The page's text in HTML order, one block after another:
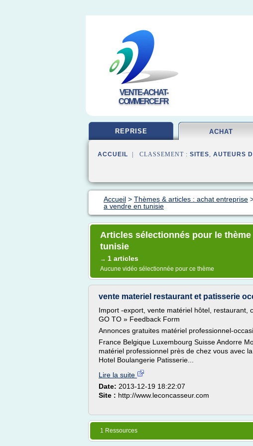
VENTE-ACHAT-
COMMERCE.FR
REPRISE ACHAT
ACCUEIL | CLASSEMENT : SITES, AUTEURS
Accueil > Thèmes & articles : achat entreprise
a vendre en tunisie
Articles sélectionnés pour le
tunisie
→ 1 articles
Aucune vidéo sélectionnée pour ce thème
vente materiel restaurant et patisserie
Import -export, vente matériel hôtel, restaurant,
GO TO » Feedback Form
Annonces gratuites matériel professionnel-
France Belgique Luxembourg Suisse Andorre
matériel professionnel près de chez vous avec
Hotel Boulangerie Patisserie...
Lire la suite
Date: 2013-12-19 18:22:07
Site : http://www.leconcasseur.com
1 Ressources